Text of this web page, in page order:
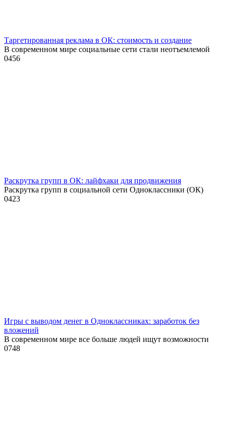
Таргетированная реклама в ОК: стоимость и создание
В современном мире социальные сети стали неотъемлемой
0456
Раскрутка групп в ОК: лайфхаки для продвижения
Раскрутка групп в социальной сети Одноклассники (ОК)
0423
Игры с выводом денег в Одноклассниках: заработок без
вложений
В современном мире все больше людей ищут возможности
0748